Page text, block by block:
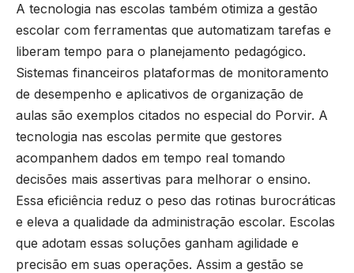
A tecnologia nas escolas também otimiza a gestão
escolar com ferramentas que automatizam tarefas e
liberam tempo para o planejamento pedagógico.
Sistemas financeiros plataformas de monitoramento
de desempenho e aplicativos de organização de
aulas são exemplos citados no especial do Porvir. A
tecnologia nas escolas permite que gestores
acompanhem dados em tempo real tomando
decisões mais assertivas para melhorar o ensino.
Essa eficiência reduz o peso das rotinas burocráticas
e eleva a qualidade da administração escolar. Escolas
que adotam essas soluções ganham agilidade e
precisão em suas operações. Assim a gestão se